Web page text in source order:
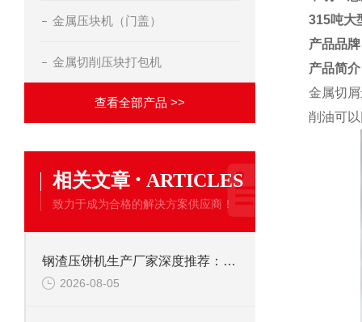
金属压块机（门盖）
金属切削压块打包机
查看全部产品 >>
相关文章 · ARTICLES
致力于成为合格的解决方案供应商！
钢渣压饼机生产厂家深度推荐：为何恩派特成为高净值产线的优选
2026-08-05
315吨大
产品品
产品简
金属切
削油可